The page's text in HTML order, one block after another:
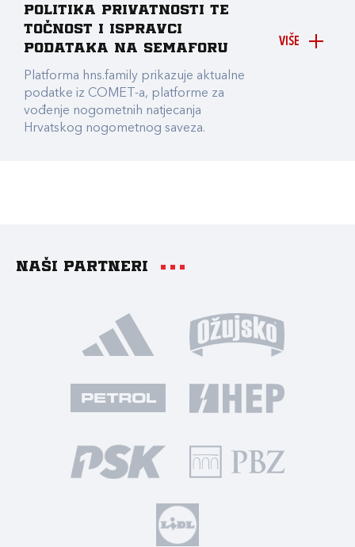
VIŠE
Politika privatnosti te
točnost i ispravci
podataka na Semaforu
Platforma hns.family prikazuje aktualne
podatke iz COMET-a, platforme za
vođenje nogometnih natjecanja
Hrvatskog nogometnog saveza.
Naši partneri